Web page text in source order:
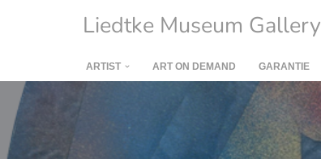
contenido
Liedtke Museum Gallery
ARTIST ART ON DEMAND GARANTIE